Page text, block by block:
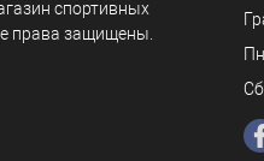
спортивных
права защищены.